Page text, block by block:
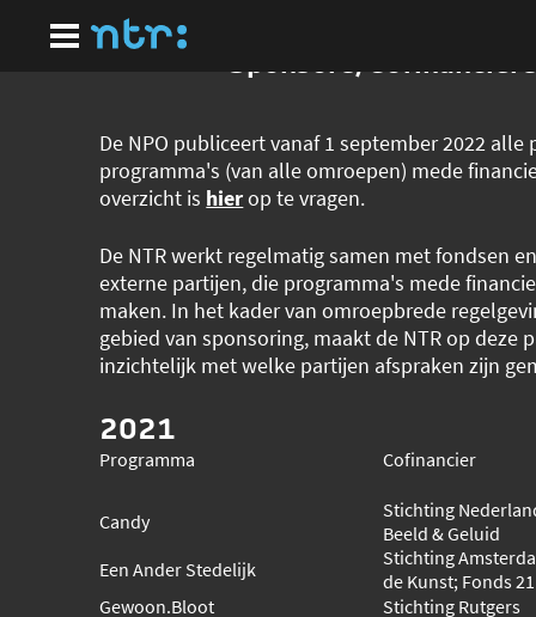
hoofdinhoud
Sponsors/
De NPO publiceert vanaf 1 september 2022 alle
programma's (van alle omroepen) mede
overzicht is hierop te vragen.
De NTR werkt regelmatig samen met fondsen
externe partijen, die programma's mede
maken. In het kader van omroepbrede
gebied van sponsoring, maakt de NTR op deze
inzichtelijk met welke partijen afspraken zijn
2021
Programma Cofinancier
Candy
Stichting
Beeld & Geluid
Een Ander Stedelijk
Stichting
de Kunst; Fonds 21
Gewoon.Bloot
Stichting Rutgers